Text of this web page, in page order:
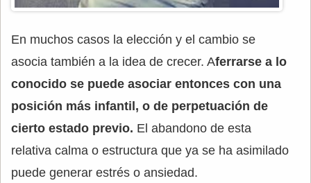
En muchos casos la elección y el cambio se
asocia también a la idea de crecer. Aferrarse a lo
conocido se puede asociar entonces con una
posición más infantil, o de perpetuación de
cierto estado previo. El abandono de esta
relativa calma o estructura que ya se ha asimilado
puede generar estrés o ansiedad.